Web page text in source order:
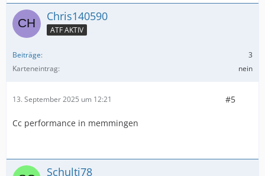
Chris140590
ATF AKTIV
Beiträge
3
Karteneintrag
nein
13. September 2025 um 12:21 #5
Cc performance in memmingen
Schulti78